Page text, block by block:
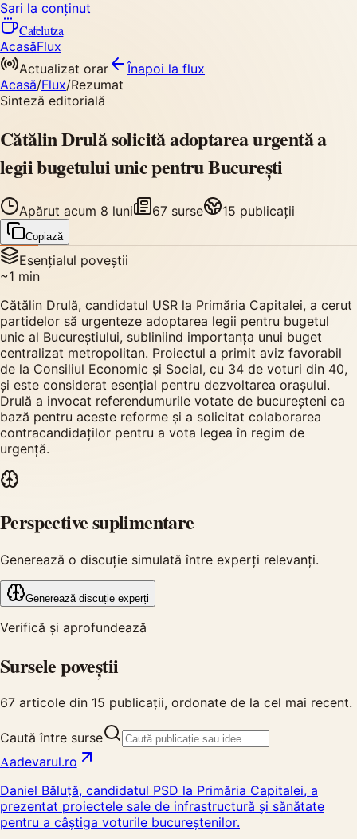
Sari la conținut
Cafelutza
AcasăFlux
Actualizat orar
Înapoi la flux
Acasă/Flux/Rezumat
Sinteză editorială
Cătălin Drulă solicită adoptarea urgentă a
legii bugetului unic pentru București
Apărut acum 8 luni 67 surse 15 publicații
Copiază
Esențialul poveștii
~1 min
Cătălin Drulă, candidatul USR la Primăria Capitalei, a cerut
partidelor să urgenteze adoptarea legii pentru bugetul
unic al Bucureștiului, subliniind importanța unui buget
centralizat metropolitan. Proiectul a primit aviz favorabil
de la Consiliul Economic și Social, cu 34 de voturi din 40,
și este considerat esențial pentru dezvoltarea orașului.
Drulă a invocat referendumurile votate de bucureșteni ca
bază pentru aceste reforme și a solicitat colaborarea
contracandidaților pentru a vota legea în regim de
urgență.
Perspective suplimentare
Generează o discuție simulată între experți relevanți.
Generează discuție experți
Verifică și aprofundează
Sursele poveștii
67 articole din 15 publicații, ordonate de la cel mai recent.
Caută între surse
Aadevarul.ro
Daniel Băluță, candidatul PSD la Primăria Capitalei, a
prezentat proiectele sale de infrastructură și sănătate
pentru a câștiga voturile bucureștenilor.